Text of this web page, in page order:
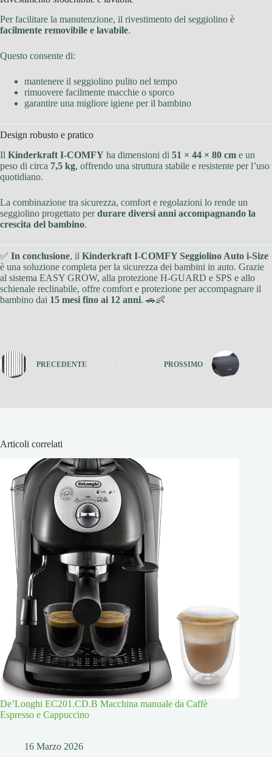
Per facilitare la manutenzione, il rivestimento del seggiolino è
facilmente removibile e lavabile.
Questo consente di:
mantenere il seggiolino pulito nel tempo
rimuovere facilmente macchie o sporco
garantire una migliore igiene per il bambino
Design robusto e pratico
Il Kinderkraft I-COMFY ha dimensioni di 51 × 44 × 80 cm e un
peso di circa 7,5 kg, offrendo una struttura stabile e resistente per l’uso
quotidiano.
La combinazione tra sicurezza, comfort e regolazioni lo rende un
seggiolino progettato perdurare diversi anni accompagnando la
crescita del bambino.
✅ In conclusione, il Kinderkraft I-COMFY Seggiolino Auto i-Size
è una soluzione completa per la sicurezza dei bambini in auto. Grazie
al sistema EASY GROW, alla protezione H-GUARD e SPS e allo
schienale reclinabile, offre comfort e protezione per accompagnare il
bambino dai 15 mesi fino ai 12 anni. 🚗👶
PRECEDENTE PROSSIMO
Articoli correlati
De’Longhi EC201.CD.B Macchina manuale da Caffè
Espresso e Cappuccino
16 Marzo 2026